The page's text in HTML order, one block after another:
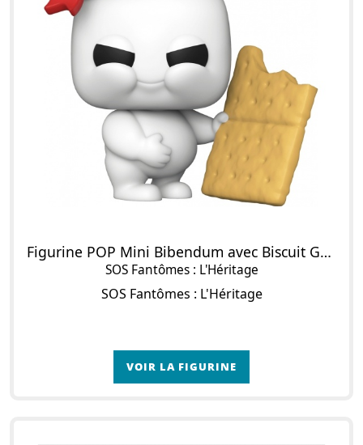
Figurine POP Mini Bibendum avec Biscuit Graham
SOS Fantômes : L'Héritage
SOS Fantômes : L'Héritage
VOIR LA FIGURINE